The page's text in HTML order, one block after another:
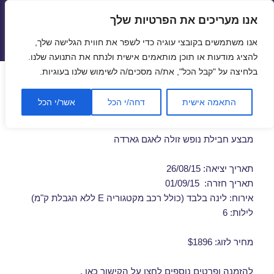
אנו מעריכים את הפרטיות שלך
אנו משתמשים בקובצי עוגיה כדי לשפר את חווית הגלישה שלך,
להציג מודעות או תוכן מותאמים אישית ולנתח את התנועה שלנו.
בלחיצה על "קבל הכל", את/ה מסכים/ה לשימוש שלנו בעוגיות.
התאמה אישית דחה/י הכל אשר/י הכל
תפריטים
ווידג'טים
חבילות נופש לאגם גארדה
באוגוסט 26/08/2015
מבצע חבילת נופש זולה לאגם גארדה
תאריך יציאה: 26/08/15
תאריך חזרה: 01/09/15
אירוח: לינה בלבד (כולל רכב מקטגוריה E ללא הגבלת ק"מ)
לילות: 6
מחיר לזוג: $1896
להזמנה ופרטים נוספים לחצו על הקישור כאן .